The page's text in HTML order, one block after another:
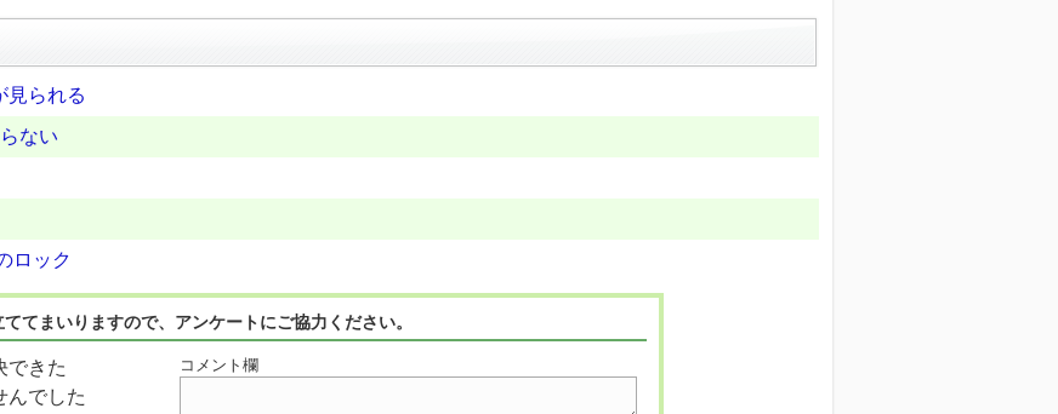
見られる
ない
ロック
てまいりますので、アンケートにご協力ください。
できた
んでした
コメント欄